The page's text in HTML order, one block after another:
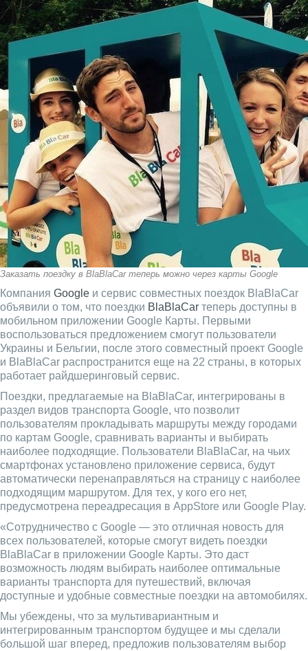
Заказать поездку в BlaBlaCar теперь можно через карты Google
Компания Google и сервис совместных поездок BlaBlaCar
объявили о том, что поездки BlaBlaCar теперь доступны в
мобильном приложении Google Карты. Первыми
воспользоваться предложением смогут пользователи
Украины и Бельгии, после этого совместный проект Google
и BlaBlaCar распространится еще на 22 страны, в которых
работает райдшеринговый сервис.
Поездки, предлагаемые на BlaBlaCar, интегрированы в
раздел видов транспорта Google, что позволит
пользователям прокладывать маршруты между городами
по картам Google, сравнивать варианты и выбирать
наиболее подходящие. Пользователи BlaBlaCar, на чьих
смартфонах установлено приложение сервиса, будут
автоматически перенаправляться на страницу с наиболее
подходящим маршрутом. Для тех, у кого его нет,
предусмотрена переадресация в AppStore или Google Play.
«Сотрудничество с Google — это отличная новость для
всех пользователей, которые смогут видеть поездки
BlaBlaCar в приложении Google Карты. Это даст
возможность людям выбирать наиболее оптимальные
варианты транспорта для путешествий, включая
доступные и удобные совместные поездки на автомобилях.
Мы убеждены, что за мультивариантным и
интегрированным транспортом будущее и мы сделали
большой шаг вперед, предложив пользователям выбор